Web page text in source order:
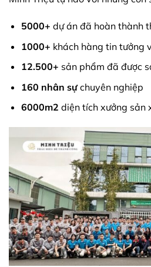
5000+ dự án đã hoàn thành
1000+ khách hàng tin tưởng
12.500+ sản phẩm đã được
160 nhân sựchuyên nghiệp
6000m2 diện tích xưởng sản